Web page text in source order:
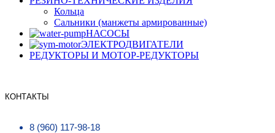
Кольца
Сальники (манжеты армированные)
НАСОСЫ
ЭЛЕКТРОДВИГАТЕЛИ
РЕДУКТОРЫ И МОТОР-РЕДУКТОРЫ
КОНТАКТЫ
8 (960) 117-98-18